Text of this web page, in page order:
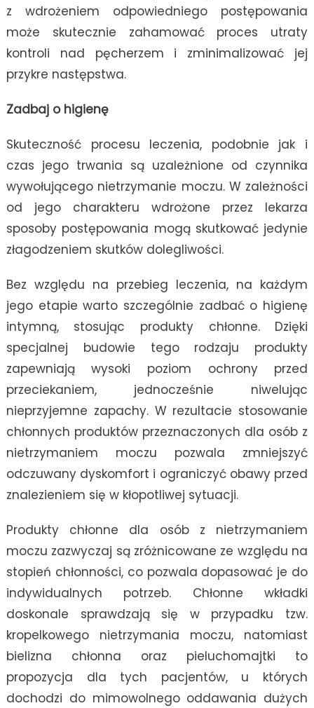
z wdrożeniem odpowiedniego postępowania
może skutecznie zahamować proces utraty
kontroli nad pęcherzem i zminimalizować jej
przykre następstwa.
Zadbaj o higienę
Skuteczność procesu leczenia, podobnie jak i
czas jego trwania są uzależnione od czynnika
wywołującego nietrzymanie moczu. W zależności
od jego charakteru wdrożone przez lekarza
sposoby postępowania mogą skutkować jedynie
złagodzeniem skutków dolegliwości.
Bez względu na przebieg leczenia, na każdym
jego etapie warto szczególnie zadbać o higienę
intymną, stosując produkty chłonne. Dzięki
specjalnej budowie tego rodzaju produkty
zapewniają wysoki poziom ochrony przed
przeciekaniem, jednocześnie niwelując
nieprzyjemne zapachy. W rezultacie stosowanie
chłonnych produktów przeznaczonych dla osób z
nietrzymaniem moczu pozwala zmniejszyć
odczuwany dyskomfort i ograniczyć obawy przed
znalezieniem się w kłopotliwej sytuacji.
Produkty chłonne dla osób z nietrzymaniem
moczu zazwyczaj są zróżnicowane ze względu na
stopień chłonności, co pozwala dopasować je do
indywidualnych potrzeb. Chłonne wkładki
doskonale sprawdzają się w przypadku tzw.
kropelkowego nietrzymania moczu, natomiast
bielizna chłonna oraz pieluchomajtki to
propozycja dla tych pacjentów, u których
dochodzi do mimowolnego oddawania dużych